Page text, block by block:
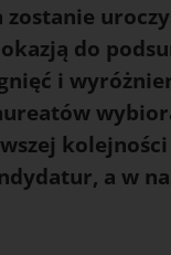
zostanie
do
i
kolejności
a w